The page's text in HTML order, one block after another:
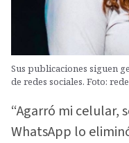
Sus publicaciones siguen
de redes sociales. Foto:
“Agarró mi celular,
WhatsApp lo